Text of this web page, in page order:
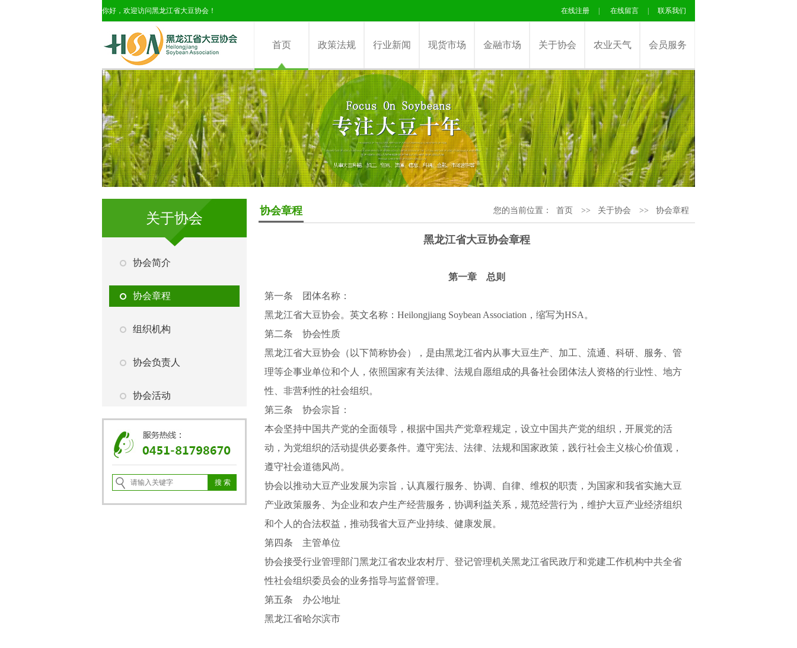
你好，欢迎访问黑龙江省大豆协会！ 在线注册 在线留言 联系我们
首页 政策法规 行业新闻 现货市场 金融市场 关于协会 农业天气 会员服务
关于协会
协会简介
协会章程
组织机构
协会负责人
协会活动
协会章程 您的当前位置： 首页 >> 关于协会 >> 协会章程
黑龙江省大豆协会章程
第一章 总则
第一条 团体名称：
黑龙江省大豆协会。英文名称：Heilongjiang Soybean Association，缩写为HSA。
第二条 协会性质
黑龙江省大豆协会（以下简称协会），是由黑龙江省内从事大豆生产、加工、流通、科研、服务、管
理等企事业单位和个人，依照国家有关法律、法规自愿组成的具备社会团体法人资格的行业性、地方
性、非营利性的社会组织。
第三条 协会宗旨：
本会坚持中国共产党的全面领导，根据中国共产党章程规定，设立中国共产党的组织，开展党的活
动，为党组织的活动提供必要条件。遵守宪法、法律、法规和国家政策，践行社会主义核心价值观，
遵守社会道德风尚。
协会以推动大豆产业发展为宗旨，认真履行服务、协调、自律、维权的职责，为国家和我省实施大豆
产业政策服务、为企业和农户生产经营服务，协调利益关系，规范经营行为，维护大豆产业经济组织
和个人的合法权益，推动我省大豆产业持续、健康发展。
第四条 主管单位
协会接受行业管理部门黑龙江省农业农村厅、登记管理机关黑龙江省民政厅和党建工作机构中共全省
性社会组织委员会的业务指导与监督管理。
第五条 办公地址
黑龙江省哈尔滨市